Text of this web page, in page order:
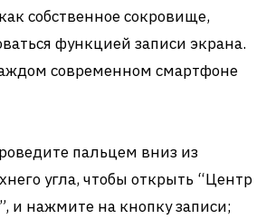
собственное сокровище,
функцией записи экрана.
современном смартфоне
пальцем вниз из
угла, чтобы открыть “Центр
и нажмите на кнопку записи;